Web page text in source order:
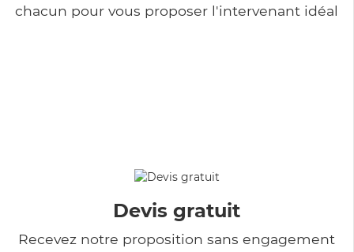
chacun pour vous proposer l'intervenant idéal
Devis gratuit
Recevez notre proposition sans engagement